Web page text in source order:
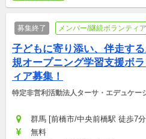
募集終了 メンバー/継続ボランティア
子どもに寄り添い、伴走す
規オープニング学習支援ボ
ィア募集！
特定非営利活動法人ターサ・エデュケー
群馬 [前橋市/中央前橋駅 徒歩7
無料